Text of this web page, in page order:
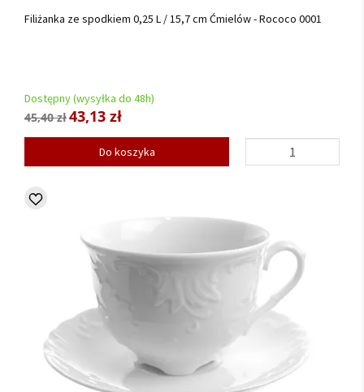
Filiżanka ze spodkiem 0,25 L / 15,7 cm Ćmielów - Rococo 0001
Dostępny (wysyłka do 48h)
45,40 zł43,13 zł
Do koszyka